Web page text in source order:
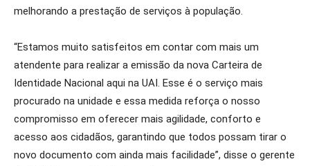
melhorando a prestação de serviços à população.
“Estamos muito satisfeitos em contar com mais um
atendente para realizar a emissão da nova Carteira de
Identidade Nacional aqui na UAI. Esse é o serviço mais
procurado na unidade e essa medida reforça o nosso
compromisso em oferecer mais agilidade, conforto e
acesso aos cidadãos, garantindo que todos possam tirar o
novo documento com ainda mais facilidade”, disse o gerente